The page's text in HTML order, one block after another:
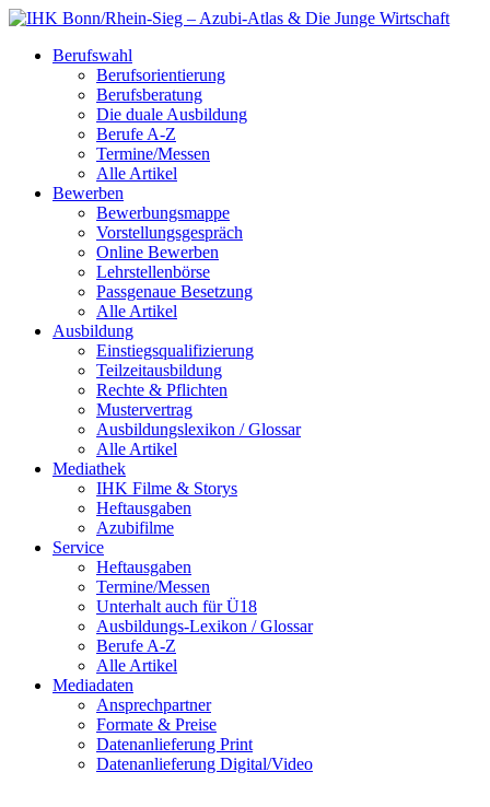
Berufswahl
Berufsorientierung
Berufsberatung
Die duale Ausbildung
Berufe A-Z
Termine/Messen
Alle Artikel
Bewerben
Bewerbungsmappe
Vorstellungsgespräch
Online Bewerben
Lehrstellenbörse
Passgenaue Besetzung
Alle Artikel
Ausbildung
Einstiegsqualifizierung
Teilzeitausbildung
Rechte & Pflichten
Mustervertrag
Ausbildungslexikon / Glossar
Alle Artikel
Mediathek
IHK Filme & Storys
Heftausgaben
Azubifilme
Service
Heftausgaben
Termine/Messen
Unterhalt auch für Ü18
Ausbildungs-Lexikon / Glossar
Berufe A-Z
Alle Artikel
Mediadaten
Ansprechpartner
Formate & Preise
Datenanlieferung Print
Datenanlieferung Digital/Video